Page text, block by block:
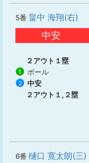
5番 畠中 海翔(右)
中安
２アウト１塁
1 ボール
2
中安
２アウト１,２塁
6番 樋口 寛太朗(三)